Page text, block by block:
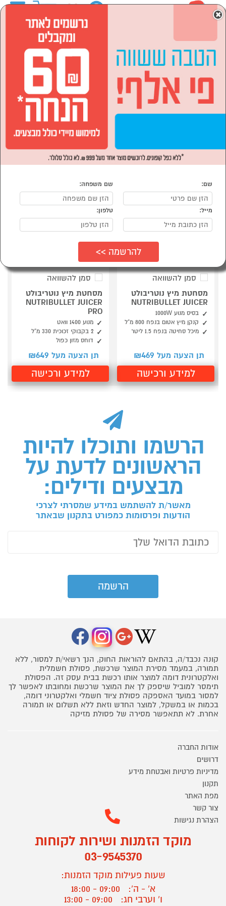
מוצרי חשמל
מוצרי חשמל לבית
הסתר רשימת קטגוריות
מסחטות מיץ (2)
עיבוד מזון ומסחטות NUTRIBULLET
סמן להשוואה
מסחטת מיץ נוטריבולט
NUTRIBULLET JUICER
בסיס מנוע 1000W
קנקן מיץ אטום בנפח 800 מ”ל
מיכל סחיטה בנפח 1.5 ליטר
תן הצעה מעל ₪ 469
למידע ורכישה
סמן להשוואה
מסחטת מיץ נוטריבולט
NUTRIBULLET JUICER
PRO
מנוע 1400 וואט
2 בקבוקי זכוכית 330 מ”ל
דוחס מזון כפול
תן הצעה מעל ₪ 649
למידע ורכישה
הרשמו ותוכלו להיות
הראשונים לדעת על
מבצעים ודילים:
מאשר/ת להשתמש במידע שמסרתי לצרכי
הודעות ופרסומות כמפורט בתקנון שבאתר
קונה נכבד/ה, בהתאם להוראות החוק, הנך רשאי/ת למסור, ללא
תמורה, במעמד מסירת המוצר שרכשת, פסולת חשמלית
ואלקטרונית דומה למוצר אותו רכשת בבית עסק זה. הפסולת
תימסר למוביל שיספק לך את המוצר שרכשת ומחובתו לאפשר לך
למסור במועד האספקה פסולת ציוד חשמלי ואלקטרוני דומה,
בכמות או במשקל, למוצר החדש וזאת ללא תשלום או תמורה
אחרת. לא תתאפשר מסירה של פסולת מזיקה
אודות החברה
דרושים
מדיניות פרטיות ואבטחת מידע
תקנון
מפת האתר
צור קשר
הצהרת נגישות
מוקד הזמנות ושירות לקוחות
03-9545370
שעות פעילות מוקד הזמנות:
א' - ה':
09:00 - 18:00
ו' וערבי חג:
09:00 - 13:00
×
שם: שם משפחה:
מייל: טלפון: